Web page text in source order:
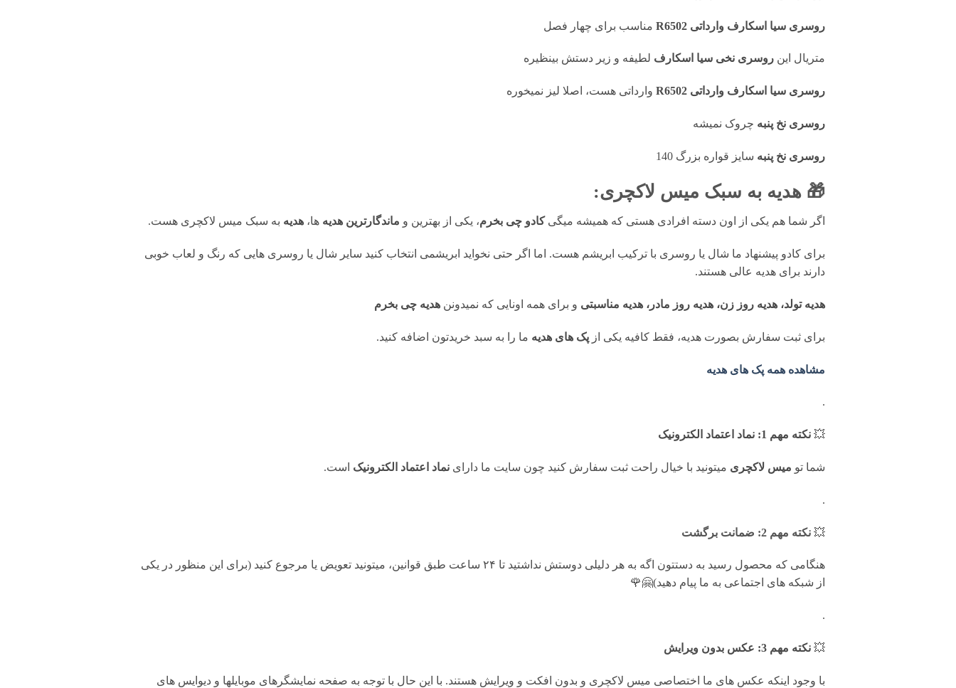
روسری سیا اسکارف وارداتی R6502 مناسب برای چهار فصل
متریال این روسری نخی سیا اسکارف لطیفه و زیر دستش بینظیره
روسری سیا اسکارف وارداتی R6502 وارداتی هست، اصلا لیز نمیخوره
روسری نخ پنبه چروک نمیشه
روسری نخ پنبه سایز قواره بزرگ 140
🎁 هدیه به سبک میس لاکچری:
اگر شما هم یکی از اون دسته افرادی هستی که همیشه میگیکادو چی بخرم، یکی از بهترین و ماندگارترین هدیه ها، هدیه به سبک میس لاکچری هست.
برای کادو پیشنهاد ما شال یا روسری با ترکیب ابریشم هست. اما اگر حتی نخواید ابریشمی انتخاب کنید سایر شال یا روسری هایی که رنگ و لعاب خوبی
دارند برای هدیه عالی هستند.
هدیه تولد، هدیه روز زن، هدیه روز مادر، هدیه مناسبتی و برای همه اونایی که نمیدونن هدیه چی بخرم
برای ثبت سفارش بصورت هدیه، فقط کافیه یکی از پک های هدیه ما را به سبد خریدتون اضافه کنید.
مشاهده همه پک های هدیه
.
💥 نکته مهم 1: نماد اعتماد الکترونیک
شما تو میس لاکچری میتونید با خیال راحت ثبت سفارش کنید چون سایت ما دارای نماد اعتماد الکترونیک است.
.
💥 نکته مهم 2: ضمانت برگشت
هنگامی که محصول رسید به دستتون اگه به هر دلیلی دوستش نداشتید تا ۲۴ ساعت طبق قوانین، میتونید تعویض یا مرجوع کنید (برای این منظور در یکی
از شبکه های اجتماعی به ما پیام دهید)🤗🌹
.
💥 نکته مهم 3: عکس بدون ویرایش
با وجود اینکه عکس های ما اختصاصی میس لاکچری و بدون افکت و ویرایش هستند. با این حال با توجه به صفحه نمایشگرهای موبایلها و دیوایس های